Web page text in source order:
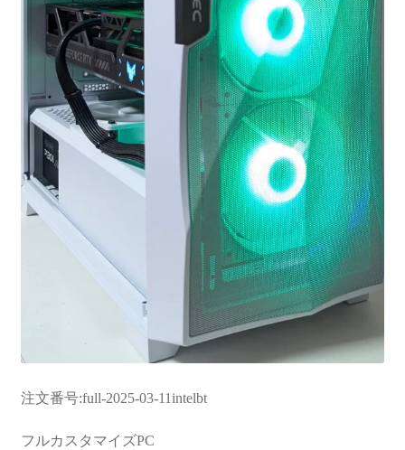
注文番号:full-2025-03-11intelbt
フルカスタマイズPC